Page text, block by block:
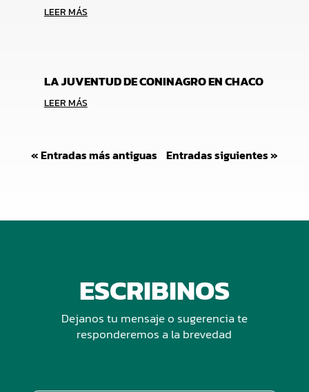
LEER MÁS
LA JUVENTUD DE CONINAGRO EN CHACO
LEER MÁS
« Entradas más antiguas Entradas siguientes »
ESCRIBINOS
Dejanos tu mensaje o sugerencia te
responderemos a la brevedad